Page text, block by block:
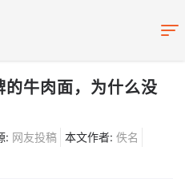
牛肉面，为什么没
: 网友投稿 本文作者: 佚名